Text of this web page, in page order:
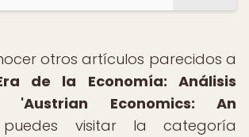
otros artículos parecidos a
de la Economía: Análisis
Economics: An
visitar la categoría